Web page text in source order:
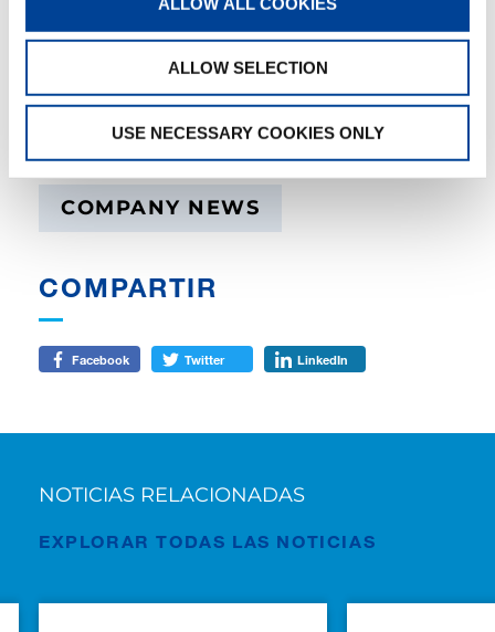
ALLOW SELECTION
USE NECESSARY COOKIES ONLY
TAGS
COMPANY NEWS
COMPARTIR
Facebook Twitter LinkedIn
NOTICIAS RELACIONADAS
EXPLORAR TODAS LAS NOTICIAS